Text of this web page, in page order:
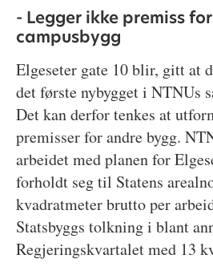
- Legger ikke premiss
campusbygg
Elgeseter gate 10 blir, gitt at
det første nybygget i NTNUs
Det kan derfor tenkes at
premisser for andre bygg.
arbeidet med planen for
forholdt seg til Statens
kvadratmeter brutto per
Statsbyggs tolkning i blant
Regjeringskvartalet med 13